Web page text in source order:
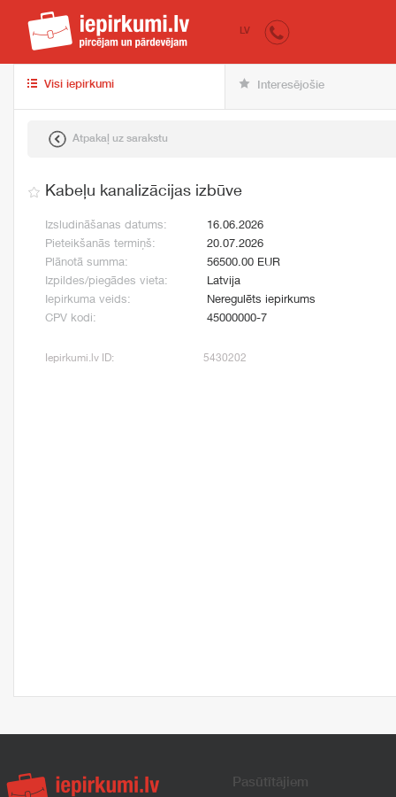
iepirkumi.lv
LV
Visi iepirkumi Interesējošie
Atpakaļ uz sarakstu
Kabeļu kanalizācijas izbūve
Izsludināšanas datums:
16.06.2026
Pieteikšanās termiņš:
20.07.2026
Plānotā summa:
56500.00 EUR
Izpildes/piegādes vieta:
Latvija
Iepirkuma veids:
Neregulēts iepirkums
CPV kodi:
45000000-7
Iepirkumi.lv ID: 5430202
Pasūtītājiem